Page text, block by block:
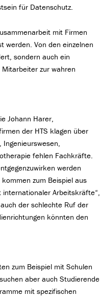
für Datenschutz.
mit Firmen
werden. Von den einzelnen
sondern auch ein
zur wahren
Johann Harer,
der HTS klagen über
fehlen Fachkräfte.
werden
zum Beispiel aus
Arbeitskräfte“,
der schlechte Ruf der
könnten den
zum Beispiel mit Schulen
aber auch Studierende
mit spezifischen